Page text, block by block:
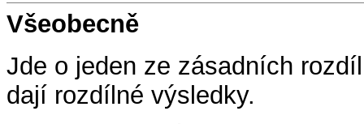
Všeobecně
Jde o jeden ze zásadních
dají rozdílné výsledky.